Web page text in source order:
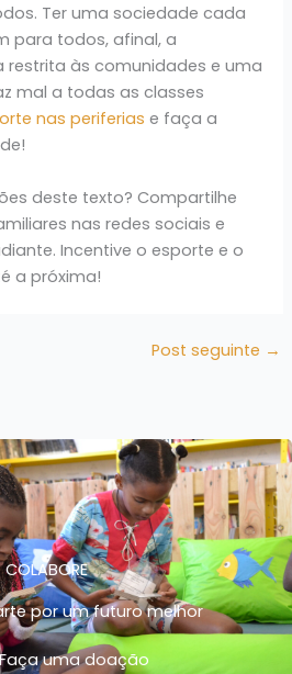
Ter uma sociedade cada
para todos, afinal, a
restrita às comunidades e uma
mal a todas as classes
nas periferias e faça a
deste texto? Compartilhe
nas redes sociais e
Incentive o esporte e o
a próxima!
Post seguinte →
COLABORE
por um futuro melhor
Faça uma doação